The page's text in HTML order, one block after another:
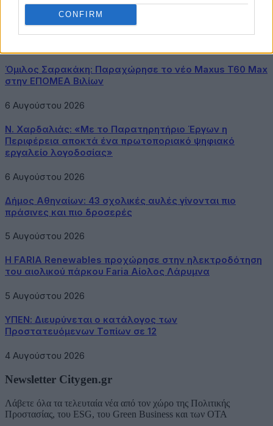
CONFIRM
… 6 Next
Latest Posts
Όμιλος Σαρακάκη: Παραχώρησε το νέο Maxus T60 Max
στην ΕΠΟΜΕΑ Βιλίων
6 Αυγούστου 2026
Ν. Χαρδαλιάς: «Με το Παρατηρητήριο Έργων η
Περιφέρεια αποκτά ένα πρωτοποριακό ψηφιακό
εργαλείο λογοδοσίας»
6 Αυγούστου 2026
Δήμος Αθηναίων: 43 σχολικές αυλές γίνονται πιο
πράσινες και πιο δροσερές
5 Αυγούστου 2026
Η FARIA Renewables προχώρησε στην ηλεκτροδότηση
του αιολικού πάρκου Faria Αίολος Λάρυμνα
5 Αυγούστου 2026
ΥΠΕΝ: Διευρύνεται ο κατάλογος των
Προστατευόμενων Τοπίων σε 12
4 Αυγούστου 2026
Newsletter Citygen.gr
Λάβετε όλα τα τελευταία νέα από τον χώρο της Πολιτικής
Προστασίας, του ESG, του Green Business και των ΟΤΑ